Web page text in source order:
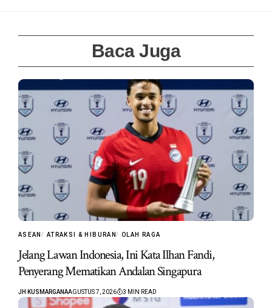
Baca Juga
ASEAN ATRAKSI & HIBURAN OLAH RAGA
Jelang Lawan Indonesia, Ini Kata Ilhan Fandi,
Penyerang Mematikan Andalan Singapura
JH KUSMARGANAAGUSTUS 7, 2026 3 MIN READ